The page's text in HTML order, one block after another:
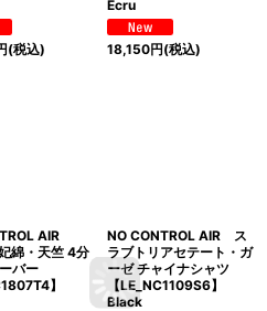
(税込)
Ecru
18,150円(税込)
AIR
綿・天竺 4分
バー
】
NO CONTROL AIR ス
ラブトリアセテート・ガ
ーゼ チャイナシャツ
【LE_NC1109S6】
Black